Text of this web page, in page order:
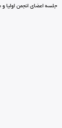
جلسه اعضای انجمن اولیا و مربیان آموزشگاه